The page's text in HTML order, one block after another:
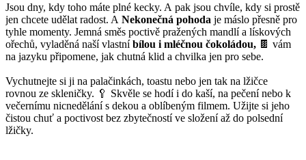
Jsou dny, kdy toho máte plné kecky. A pak jsou chvíle, kdy si prostě
jen chcete udělat radost. A Nekonečná pohoda je máslo přesně pro
tyhle momenty. Jemná směs poctivě pražených mandlí a lískových
ořechů, vyladěná naší vlastníbílou i mléčnou čokoládou, 🍫 vám
na jazyku připomene, jak chutná klid a chvilka jen pro sebe.
Vychutnejte si ji na palačinkách, toastu nebo jen tak na lžičce
rovnou ze skleničky. 🥄 Skvěle se hodí i do kaší, na pečení nebo k
večernímu nicnedělání s dekou a oblíbeným filmem. Užijte si jeho
čistou chuť a poctivost bez zbytečností ve složení až do polsední
lžičky.